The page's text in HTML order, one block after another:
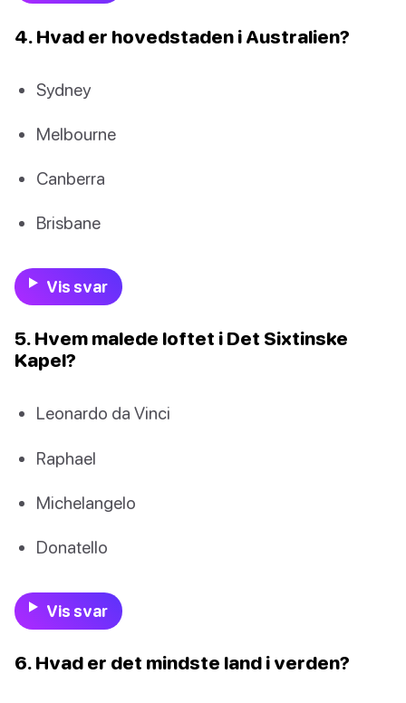
4. Hvad er hovedstaden i Australien?
Sydney
Melbourne
Canberra
Brisbane
Vis svar
5. Hvem malede loftet i Det Sixtinske
Kapel?
Leonardo da Vinci
Raphael
Michelangelo
Donatello
Vis svar
6. Hvad er det mindste land i verden?